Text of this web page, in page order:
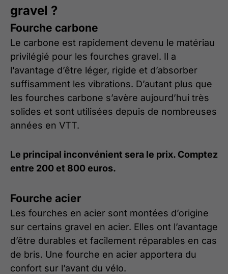
gravel ?
Fourche carbone
Le carbone est rapidement devenu le matériau
privilégié pour les fourches gravel. Il a
l’avantage d’être léger, rigide et d’absorber
suffisamment les vibrations. D’autant plus que
les fourches carbone s’avère aujourd’hui très
solides et sont utilisées depuis de nombreuses
années en VTT.
Le principal inconvénient sera le prix. Comptez
entre 200 et 800 euros.
Fourche acier
Les fourches en acier sont montées d’origine
sur certains gravel en acier. Elles ont l’avantage
d’être durables et facilement réparables en cas
de bris. Une fourche en acier apportera du
confort sur l’avant du vélo.